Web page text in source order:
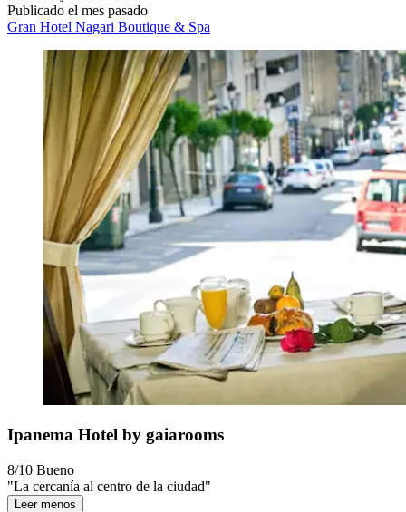
Publicado el mes pasado
Gran Hotel Nagari Boutique & Spa
Ipanema Hotel by gaiarooms
8/10 Bueno
"La cercanía al centro de la ciudad"
Leer menos